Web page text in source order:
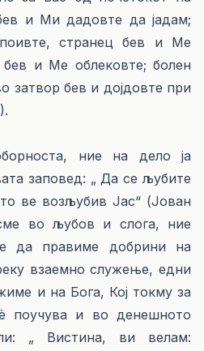
и Ми дадовте да јадам;
странец бев и Ме
бев и Ме облековте; болен
затвор бев и дојдовте при
ние на дело ја
заповед: „ Да се љубите
ве возљубив Јас“ (Јован
во љубов и слога, ние
да правиме добрини на
взаемно служење, едни
и на Бога, Кој токму за
поучува и во денешното
„ Вистина, ви велам: